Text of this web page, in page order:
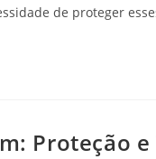
de proteger
Proteção